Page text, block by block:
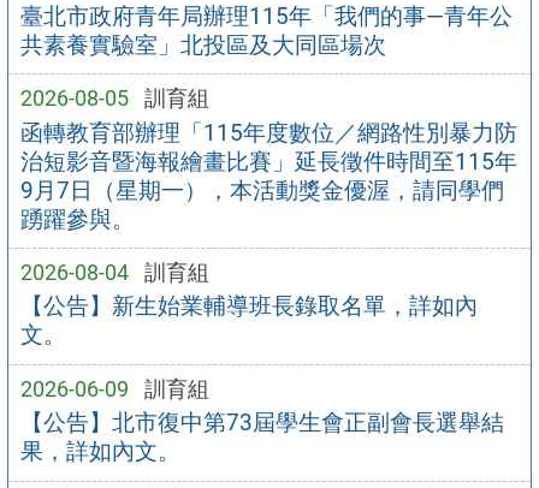
臺北市政府青年局辦理115年「我們的事—青年公
共素養實驗室」北投區及大同區場次
2026-08-05 訓育組
函轉教育部辦理「115年度數位／網路性別暴力防
治短影音暨海報繪畫比賽」延長徵件時間至115年
9月7日（星期一），本活動獎金優渥，請同學們
踴躍參與。
2026-08-04 訓育組
【公告】新生始業輔導班長錄取名單，詳如內
文。
2026-06-09 訓育組
【公告】北市復中第73屆學生會正副會長選舉結
果，詳如內文。